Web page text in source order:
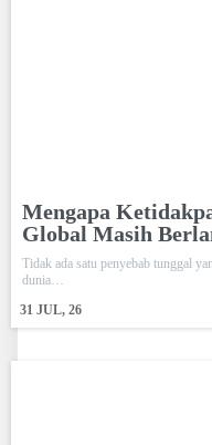
Mengapa
Global Masih
31 JUL, 26
Tidak ada satu penyebab tunggal
dunia…